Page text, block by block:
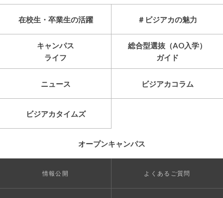
在校生・卒業生の活躍 ＃ビジアカの魅力
キャンパス
ライフ
総合型選抜（AO入学）
ガイド
ニュース ビジアカコラム
ビジアカタイムズ
オープンキャンパス
情報公開 よくあるご質問